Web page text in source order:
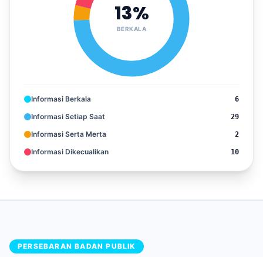
13%
BERKALA
Informasi Berkala 6
Informasi Setiap Saat 29
Informasi Serta Merta 2
Informasi Dikecualikan 10
PERSEBARAN BADAN PUBLIK